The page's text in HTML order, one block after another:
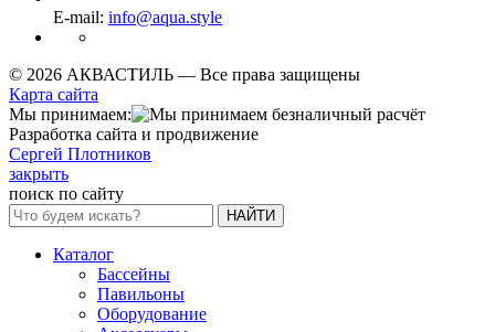
E-mail: info@aqua.style
© 2026 АКВАСТИЛЬ — Все права защищены
Карта сайта
Мы принимаем:
Разработка сайта и продвижение
Сергей Плотников
закрыть
поиск по сайту
НАЙТИ
Каталог
Бассейны
Павильоны
Оборудование